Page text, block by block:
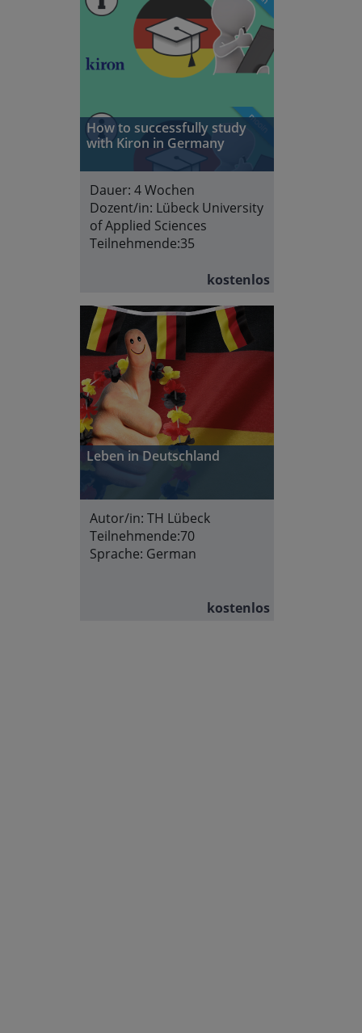
How to successfully study
with Kiron in Germany
Dauer: 4 Wochen
Dozent/in: Lübeck University
of Applied Sciences
Teilnehmende:35
kostenlos
Leben in Deutschland
Autor/in: TH Lübeck
Teilnehmende:70
Sprache: German
kostenlos